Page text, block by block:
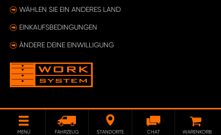
WÄHLEN SIE EIN ANDERES LAND
EINKAUFSBEDINGUNGEN
ÄNDERE DEINE EINWILLIGUNG
MENÜ
FAHRZEUG
STANDORTE CHAT WARENKORB